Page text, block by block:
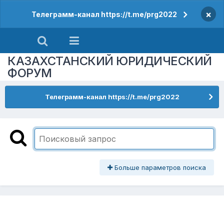
Телеграмм-канал https://t.me/prg2022 ×
КАЗАХСТАНСКИЙ ЮРИДИЧЕСКИЙ
ФОРУМ
Телеграмм-канал https://t.me/prg2022
Больше параметров поиска